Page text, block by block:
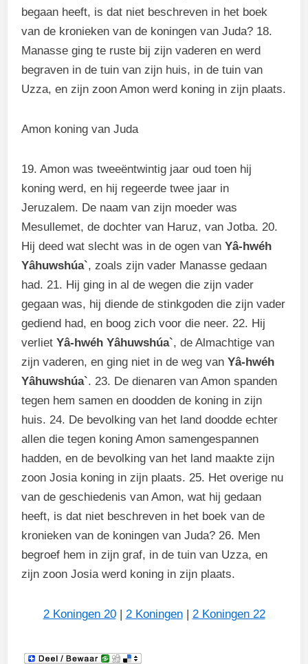
begaan heeft, is dat niet beschreven in het boek
van de kronieken van de koningen van Juda? 18.
Manasse ging te ruste bij zijn vaderen en werd
begraven in de tuin van zijn huis, in de tuin van
Uzza, en zijn zoon Amon werd koning in zijn plaats.
Amon koning van Juda
19. Amon was tweeëntwintig jaar oud toen hij
koning werd, en hij regeerde twee jaar in
Jeruzalem. De naam van zijn moeder was
Mesullemet, de dochter van Haruz, van Jotba. 20.
Hij deed wat slecht was in de ogen vanYâ-hwéh
Yâhuwshúa`, zoals zijn vader Manasse gedaan
had. 21. Hij ging in al de wegen die zijn vader
gegaan was, hij diende de stinkgoden die zijn vader
gediend had, en boog zich voor die neer. 22. Hij
verlietYâ-hwéh Yâhuwshúa`, de Almachtige van
zijn vaderen, en ging niet in de weg vanYâ-hwéh
Yâhuwshúa`. 23. De dienaren van Amon spanden
tegen hem samen en doodden de koning in zijn
huis. 24. De bevolking van het land doodde echter
allen die tegen koning Amon samengespannen
hadden, en de bevolking van het land maakte zijn
zoon Josia koning in zijn plaats. 25. Het overige nu
van de geschiedenis van Amon, wat hij gedaan
heeft, is dat niet beschreven in het boek van de
kronieken van de koningen van Juda? 26. Men
begroef hem in zijn graf, in de tuin van Uzza, en
zijn zoon Josia werd koning in zijn plaats.
2 Koningen 20| 2 Koningen| 2 Koningen 22